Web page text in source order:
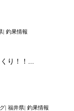
|釣果情報
り！！...
|福井県|釣果情報